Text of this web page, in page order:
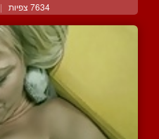
7634 צפיות |